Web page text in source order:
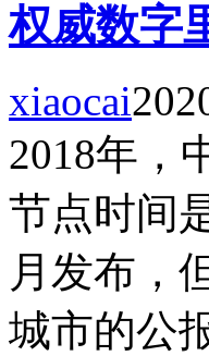
权威数字
xiaocai
2018年，
节点时间
月发布，
城市的公